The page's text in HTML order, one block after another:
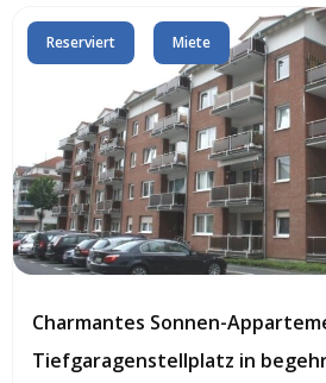
Reserviert Miete
Charmantes Sonnen-
Tiefgaragenstellplatz in